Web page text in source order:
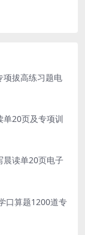
项拔高练习题电
单20页及专项训
晨读单20页电子
口算题1200道专